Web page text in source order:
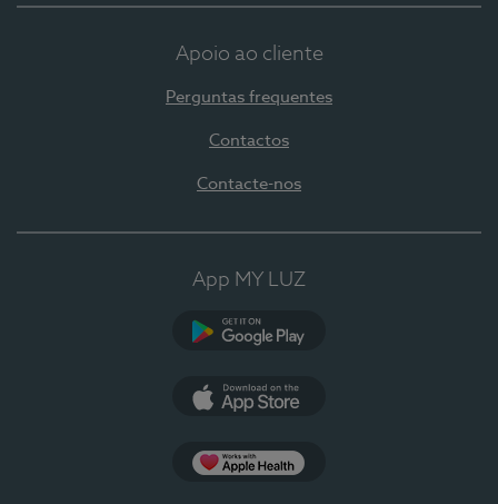
Apoio ao cliente
Perguntas frequentes
Contactos
Contacte-nos
App MY LUZ